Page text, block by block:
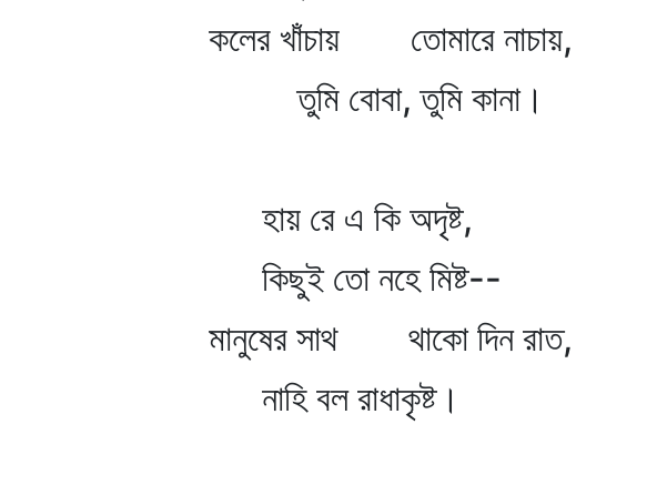
কলের খাঁচায় তোমারে নাচায়,
তুমি বোবা, তুমি কানা।
হায় রে এ কি অদৃষ্ট,
কিছুই তো নহে মিষ্ট--
মানুষের সাথ থাকো দিন রাত,
নাহি বল রাধাকৃষ্ট।